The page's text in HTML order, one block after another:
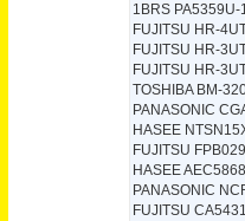
1BRS
FUJITSU HR-
FUJITSU HR-
FUJITSU HR-
TOSHIBA BM-
PANASONIC
HASEE
FUJITSU
HASEE
PANASONIC
FUJITSU